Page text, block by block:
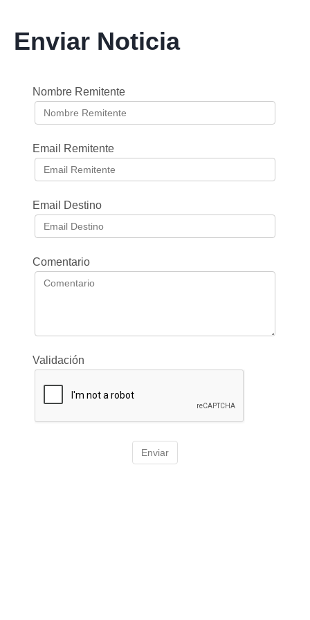
Enviar Noticia
Nombre Remitente
Email Remitente
Email Destino
Comentario
Validación